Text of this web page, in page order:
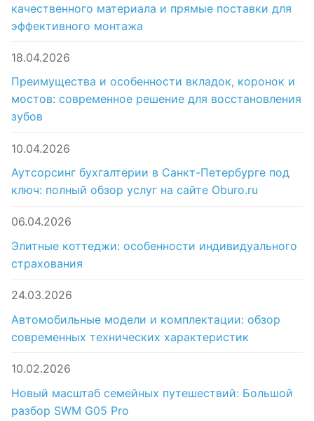
качественного материала и прямые поставки для
эффективного монтажа
18.04.2026
Преимущества и особенности вкладок, коронок и
мостов: современное решение для восстановления
зубов
10.04.2026
Аутсорсинг бухгалтерии в Санкт-Петербурге под
ключ: полный обзор услуг на сайте Oburo.ru
06.04.2026
Элитные коттеджи: особенности индивидуального
страхования
24.03.2026
Автомобильные модели и комплектации: обзор
современных технических характеристик
10.02.2026
Новый масштаб семейных путешествий: Большой
разбор SWM G05 Pro